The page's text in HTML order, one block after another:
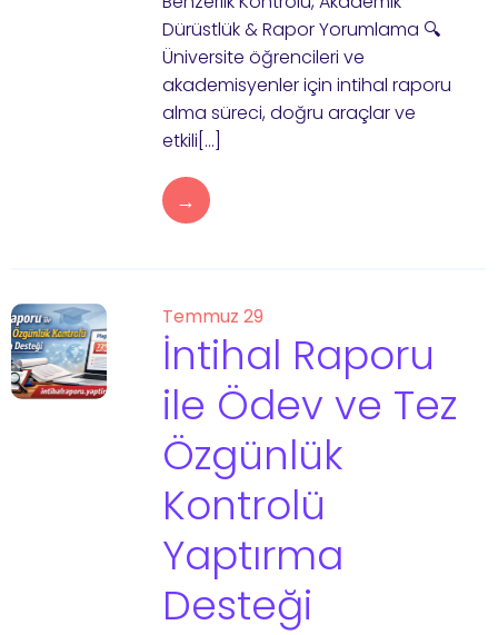
Dürüstlük & Rapor Yorumlama 🔍
Üniversite öğrencileri ve
akademisyenler için intihal raporu
alma süreci, doğru araçlar ve
etkili[…]
→
Temmuz 29
İntihal Raporu
ile Ödev ve Tez
Özgünlük
Kontrolü
Yaptırma
Desteği